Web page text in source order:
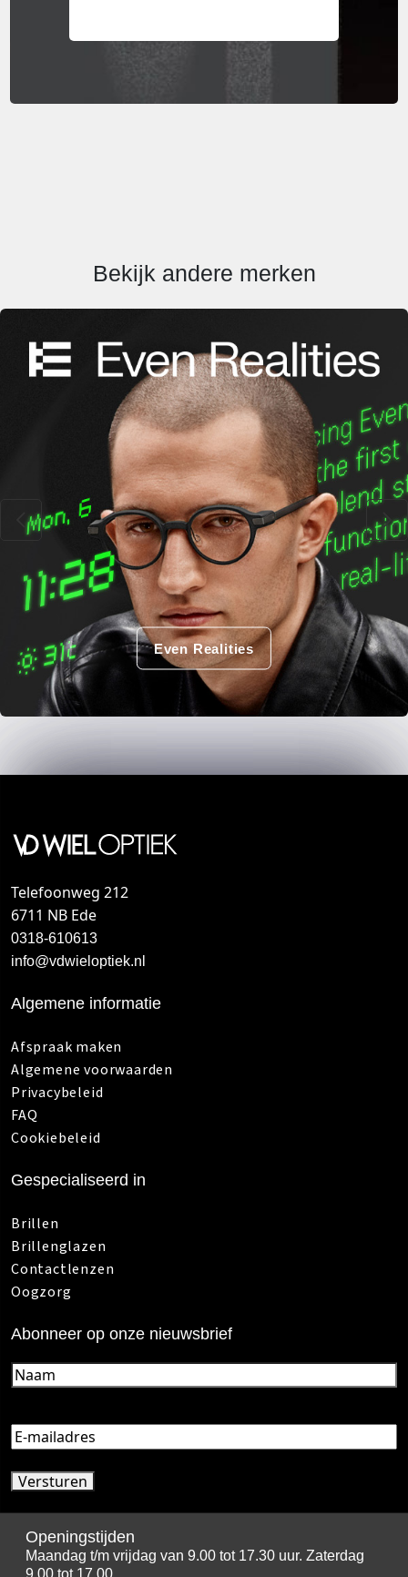
Bekijk andere merken
Even Realities
Telefoonweg 212
6711 NB Ede
0318-610613
info@vdwieloptiek.nl
Algemene informatie
Afspraak maken
Algemene voorwaarden
Privacybeleid
FAQ
Cookiebeleid
Gespecialiseerd in
Brillen
Brillenglazen
Contactlenzen
Oogzorg
Abonneer op onze nieuwsbrief
Naam(Vereist)
E-
mailadres(Vereist)
Openingstijden
Maandag t/m vrijdag van 9.00 tot 17.30 uur. Zaterdag